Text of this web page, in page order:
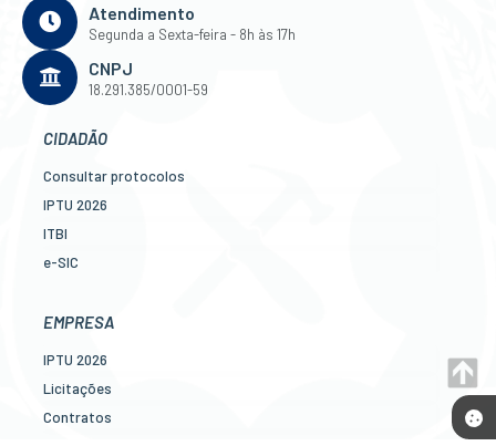
Atendimento
Segunda a Sexta-feira - 8h às 17h
CNPJ
18.291.385/0001-59
CIDADÃO
Consultar protocolos
IPTU 2026
ITBI
e-SIC
Legislação
EMPRESA
IPTU 2026
Licitações
Contratos